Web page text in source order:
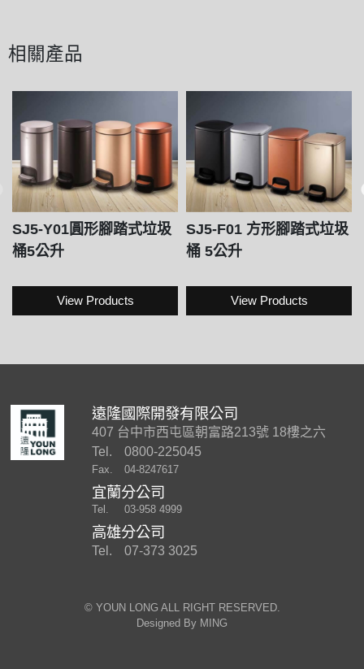
相關產品
SJ5-Y01圓形腳踏式垃圾
桶5公升
View Products
SJ5-F01 方形腳踏式垃圾
桶 5公升
View Products
遠隆國際開發有限公司
407 台中市西屯區朝富路213號 18樓之六
Tel.
0800-225045
Fax. 04-8247617
宜蘭分公司
Tel. 03-958 4999
高雄分公司
Tel. 07-373 3025
©︎ YOUN LONG ALL RIGHT RESERVED.
Designed By MING